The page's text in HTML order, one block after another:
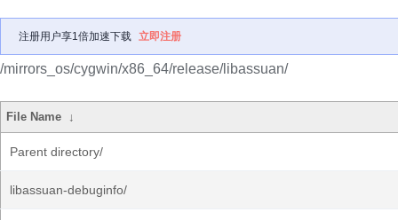
注册用户享1倍加速下载 立即注册
/mirrors_os/cygwin/x86_64/release/libassuan/
File Name ↓
Parent directory/
libassuan-debuginfo/